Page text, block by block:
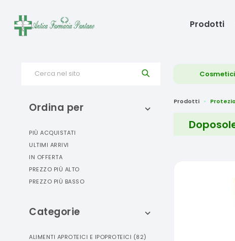
Prodotti
Cerca nel sito Cosmetici
Ordina per
PIÙ ACQUISTATI
ULTIMI ARRIVI
IN OFFERTA
PREZZO PIÙ ALTO
PREZZO PIÙ BASSO
Categorie
ALIMENTI APROTEICI E IPOPROTEICI (82)
Prodotti